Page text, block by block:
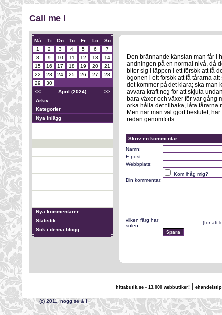
Call me I
Må Ti On To Fr Lö
Sö
1
2 3 4 5 6
7
8
9 10 11 12 13
14
15
16 17 18 19 20
21
22
23 24 25 26 27
28
29
30
<<
April (2024)
>>
Arkiv
Kategorier
Nya inlägg
Nya kommentarer
Statistik
Sök i denna blogg
Den brännande känslan man får i
andningen på en normal nivå, då
biter sig i läppen i ett försök att få
ögonen i ett försök att få tårarna
det kommer på det klara; ska man
avvara kraft nog för att skjuta
bara växer och växer för var gång
orka hålla det tillbaka, låta tårarna
Men när man väl gjort beslutet,
redan genomförts...
Skriv en kommentar
Namn:
E-post:
Webbplats:
Kom ihåg mig?
Din kommentar:
vilken färg har
solen:
(för att
hittabutik.se - 13.000 webbutiker!|
(c) 2011, nogg.se & I